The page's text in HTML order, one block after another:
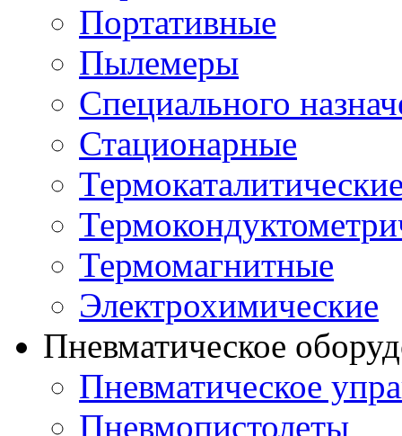
Портативные
Пылемеры
Специального
Стационарные
Термомагнитные
Электрохимические
Пневматическое
Пневматическое
Пневмопистолеты